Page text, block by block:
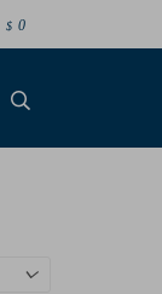
$ 0